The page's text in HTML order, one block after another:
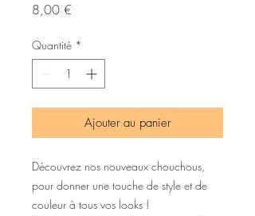
8,00 €
Quantité *
Ajouter au panier
Découvrez nos nouveaux chouchous,
pour donner une touche de style et de
couleur à tous vos looks !